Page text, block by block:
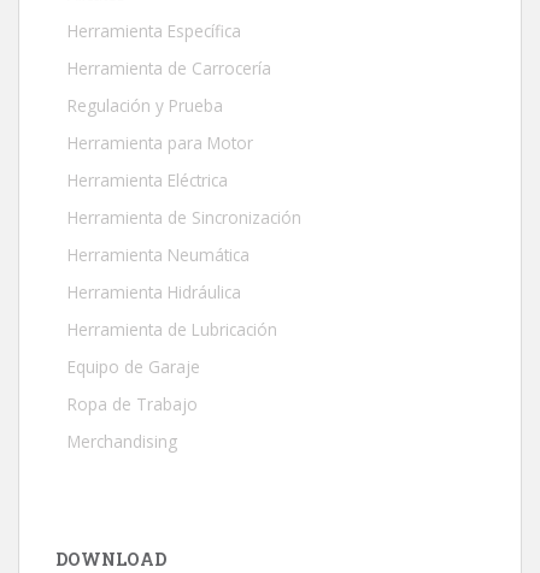
Herramienta Específica
Herramienta de Carrocería
Regulación y Prueba
Herramienta para Motor
Herramienta Eléctrica
Herramienta de Sincronización
Herramienta Neumática
Herramienta Hidráulica
Herramienta de Lubricación
Equipo de Garaje
Ropa de Trabajo
Merchandising
DOWNLOAD